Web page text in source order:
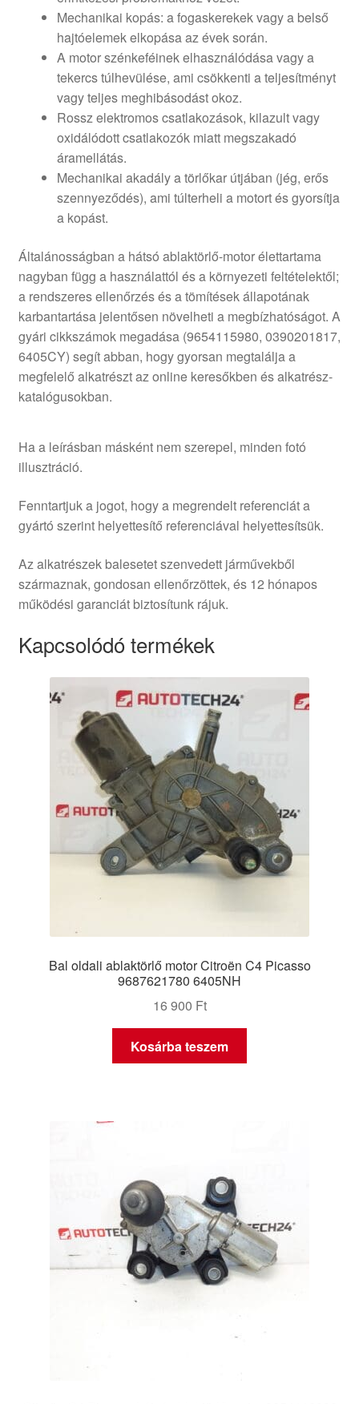
Mechanikai kopás: a fogaskerekek vagy a belső
hajtóelemek elkopása az évek során.
A motor szénkeféinek elhasználódása vagy a
tekercs túlhevülése, ami csökkenti a teljesítményt
vagy teljes meghibásodást okoz.
Rossz elektromos csatlakozások, kilazult vagy
oxidálódott csatlakozók miatt megszakadó
áramellátás.
Mechanikai akadály a törlőkar útjában (jég, erős
szennyeződés), ami túlterheli a motort és gyorsítja
a kopást.
Általánosságban a hátsó ablaktörlő-motor élettartama
nagyban függ a használattól és a környezeti feltételektől;
a rendszeres ellenőrzés és a tömítések állapotának
karbantartása jelentősen növelheti a megbízhatóságot. A
gyári cikkszámok megadása (9654115980, 0390201817,
6405CY) segít abban, hogy gyorsan megtalálja a
megfelelő alkatrészt az online keresőkben és alkatrész-
katalógusokban.
Ha a leírásban másként nem szerepel, minden fotó
illusztráció.
Fenntartjuk a jogot, hogy a megrendelt referenciát a
gyártó szerint helyettesítő referenciával helyettesítsük.
Az alkatrészek balesetet szenvedett járművekből
származnak, gondosan ellenőrzöttek, és 12 hónapos
működési garanciát biztosítunk rájuk.
Kapcsolódó termékek
Bal oldali ablaktörlő motor Citroën C4 Picasso
9687621780 6405NH
16 900 Ft
Kosárba teszem